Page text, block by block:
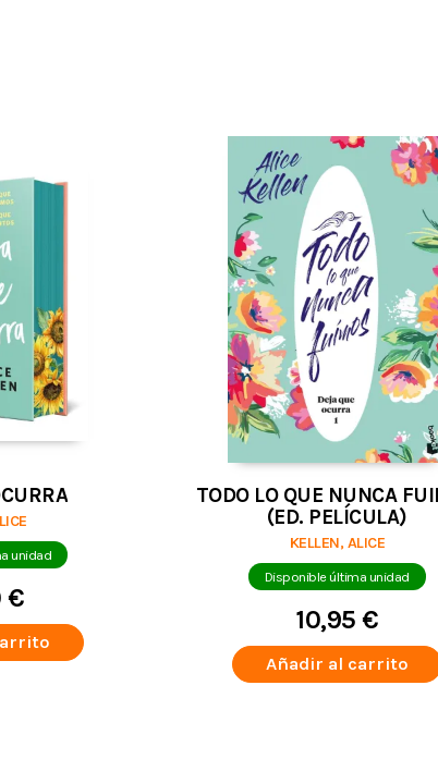
unidad
€
TODO LO QUE NUNCA
(ED. PELÍCULA)
KELLEN, ALICE
Disponible última unidad
10,95 €
Añadir al carrito